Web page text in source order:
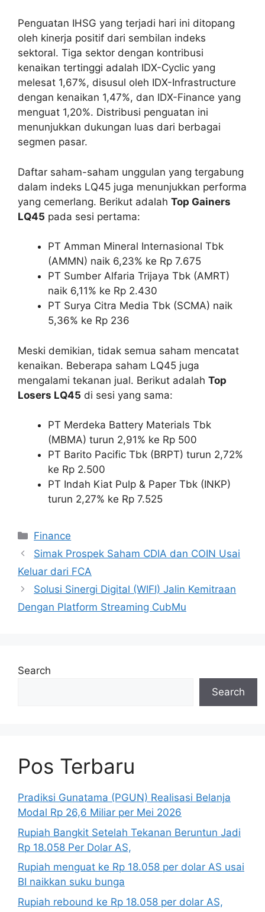
Penguatan IHSG yang terjadi hari ini ditopang
oleh kinerja positif dari sembilan indeks
sektoral. Tiga sektor dengan kontribusi
kenaikan tertinggi adalah IDX-Cyclic yang
melesat 1,67%, disusul oleh IDX-Infrastructure
dengan kenaikan 1,47%, dan IDX-Finance yang
menguat 1,20%. Distribusi penguatan ini
menunjukkan dukungan luas dari berbagai
segmen pasar.
Daftar saham-saham unggulan yang tergabung
dalam indeks LQ45 juga menunjukkan performa
yang cemerlang. Berikut adalah Top Gainers
LQ45 pada sesi pertama:
PT Amman Mineral Internasional Tbk
(AMMN) naik 6,23% ke Rp 7.675
PT Sumber Alfaria Trijaya Tbk (AMRT)
naik 6,11% ke Rp 2.430
PT Surya Citra Media Tbk (SCMA) naik
5,36% ke Rp 236
Meski demikian, tidak semua saham mencatat
kenaikan. Beberapa saham LQ45 juga
mengalami tekanan jual. Berikut adalah Top
Losers LQ45 di sesi yang sama:
PT Merdeka Battery Materials Tbk
(MBMA) turun 2,91% ke Rp 500
PT Barito Pacific Tbk (BRPT) turun 2,72%
ke Rp 2.500
PT Indah Kiat Pulp & Paper Tbk (INKP)
turun 2,27% ke Rp 7.525
Categories
Finance
Simak Prospek Saham CDIA dan COIN Usai
Keluar dari FCA
Solusi Sinergi Digital (WIFI) Jalin Kemitraan
Dengan Platform Streaming CubMu
Search
Search
Pos Terbaru
Pradiksi Gunatama (PGUN) Realisasi Belanja
Modal Rp 26,6 Miliar per Mei 2026
Rupiah Bangkit Setelah Tekanan Beruntun Jadi
Rp 18.058 Per Dolar AS,
Rupiah menguat ke Rp 18.058 per dolar AS usai
BI naikkan suku bunga
Rupiah rebound ke Rp 18.058 per dolar AS,